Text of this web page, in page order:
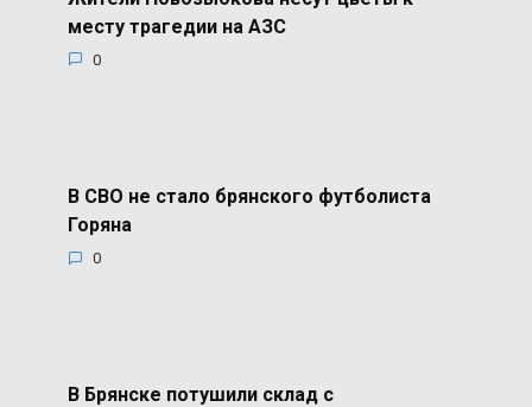
месту трагедии на АЗС
0
В СВО не стало брянского футболиста
Горяна
0
В Брянске потушили склад с